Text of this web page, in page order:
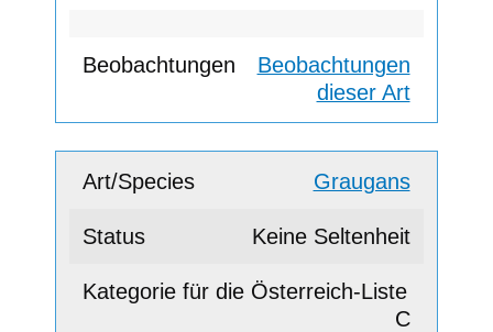
Beobachtungen
dieser Art
Graugans
Keine Seltenheit
C